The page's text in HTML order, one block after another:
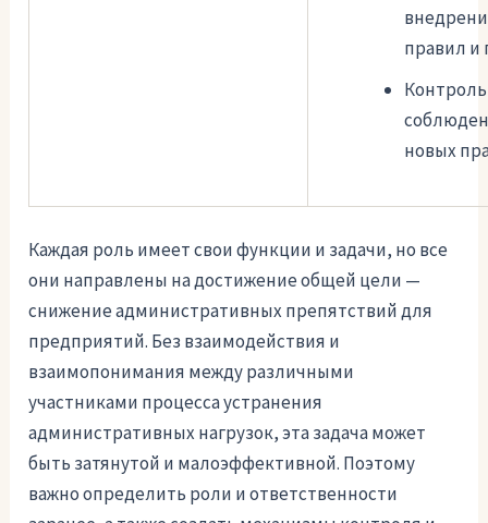
правил и
Контроль
новых
Каждая роль имеет свои функции и задачи, но все
они направлены на достижение общей цели —
снижение административных препятствий для
предприятий. Без взаимодействия и
взаимопонимания между различными
участниками процесса устранения
административных нагрузок, эта задача может
быть затянутой и малоэффективной. Поэтому
важно определить роли и ответственности